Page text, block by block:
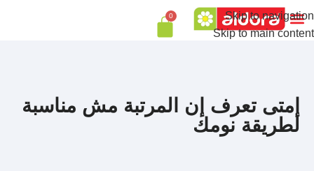
Skip to navigation
Skip to main content
0
إمتى تعرف إن المرتبة مش مناسبة
لطريقة نومك